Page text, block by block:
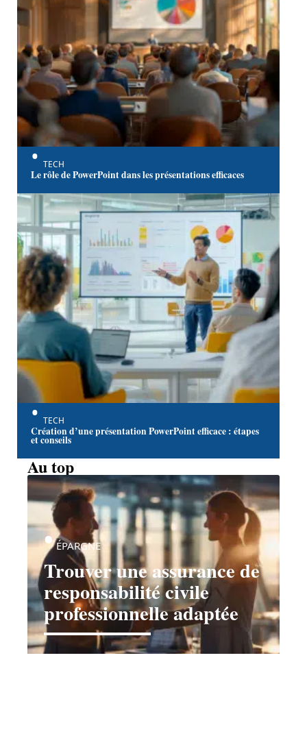
TECH
Le rôle de PowerPoint dans les présentations efficaces
TECH
Création d’une présentation PowerPoint efficace : étapes
et conseils
Au top
Trouver une assurance de
responsabilité civile
professionnelle adaptée
ÉPARGNE